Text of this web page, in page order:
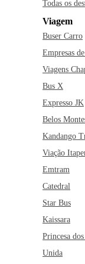
Todas os
Viagem
Buser Carro
Empresas
Viagens
Bus X
Expresso JK
Belos
Kandango
Viação
Emtram
Catedral
Star Bus
Kaissara
Princesa
Unida